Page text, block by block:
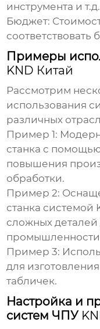
инструмента и т.д.
Бюджет:
Примеры
KND Китай
Рассмотрим
использования
различных
Пример 1:
станка с
повышения
обработки.
Пример 2:
станка системой
сложных
Пример 3:
для
табличек.
Настройка и
систем ЧПУ